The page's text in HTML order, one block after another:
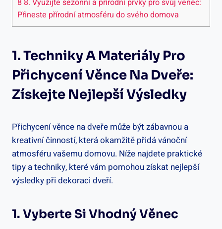
8 8. Využijte sezonní a přírodní ⁣prvky pro svůj věnec: ​
Přineste ⁤přírodní atmosféru do svého domova
1. Techniky A Materiály Pro
Přichycení Věnce Na⁤ Dveře:
Získejte Nejlepší Výsledky
Přichycení⁣ věnce na dveře ‍může být zábavnou a
kreativní činností, která okamžitě přidá vánoční
atmosféru vašemu domovu. Níže najdete praktické
tipy a techniky, které vám pomohou získat nejlepší
výsledky při dekoraci dveří.
1. Vyberte Si ​vhodný Věnec